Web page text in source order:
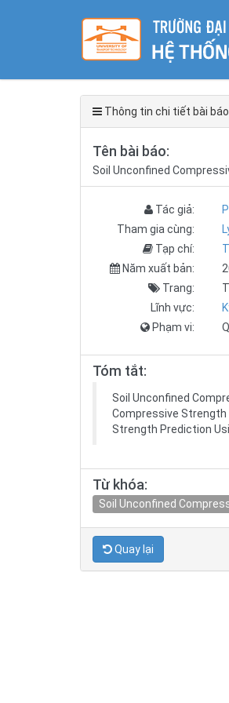
Thông tin chi tiết bài
Tên bài báo:
Soil Unconfined
Tác giả:
Tham gia cùng:
Tạp chí:
Năm xuất bản:
Trang:
Lĩnh vực:
Phạm vi:
Tóm tắt:
Soil Unconfined
Compressive Strength
Strength Prediction
Từ khóa:
Soil Unconfined
Quay lại